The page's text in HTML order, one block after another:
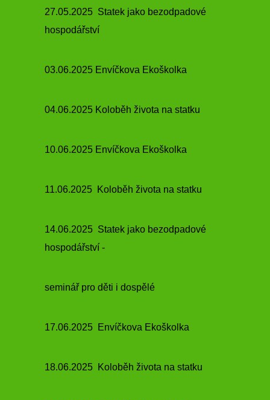
27.05.2025 Statek jako bezodpadové
hospodářství
03.06.2025 Envíčkova Ekoškolka
04.06.2025 Koloběh života na statku
10.06.2025 Envíčkova Ekoškolka
11.06.2025 Koloběh života na statku
14.06.2025 Statek jako bezodpadové
hospodářství -
seminář pro děti i dospělé
17.06.2025 Envíčkova Ekoškolka
18.06.2025 Koloběh života na statku